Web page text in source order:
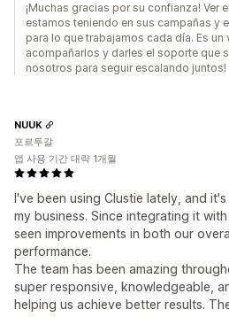
¡Muchas gracias por su confianza! Ver
estamos teniendo en sus campañas y
para lo que trabajamos cada día. Es
acompañarlos y darles el soporte que
nosotros para seguir escalando juntos!
I've been using Clustie lately, and
my business. Since integrating it
seen improvements in both our
performance.
The team has been amazing
super responsive, knowledgeable,
helping us achieve better results.
NUUK
포르투갈
앱 사용 기간 대략 1개월